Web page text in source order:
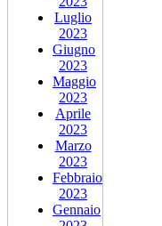
Luglio
2023
Giugno
2023
Maggio
2023
Aprile
2023
Marzo
2023
Febbraio
2023
Gennaio